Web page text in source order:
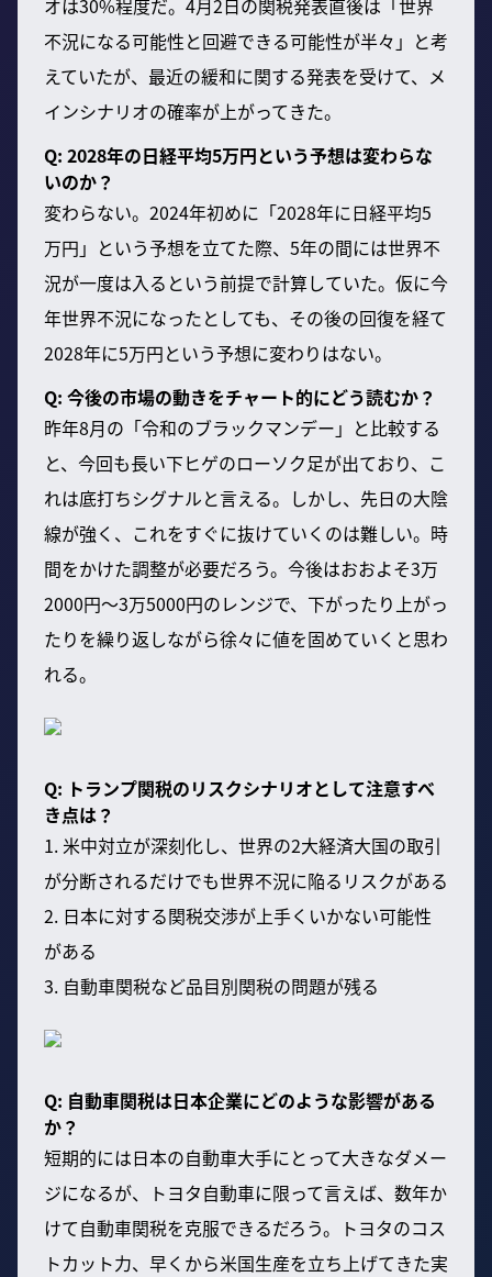
不況になる可能性と回避できる可能性が半々」と考
えていたが、最近の緩和に関する発表を受けて、メ
インシナリオの確率が上がってきた。
Q: 2028年の日経平均5万円という予想は変わらな
いのか？
変わらない。2024年初めに「2028年に日経平均5
万円」という予想を立てた際、5年の間には世界不
況が一度は入るという前提で計算していた。仮に今
年世界不況になったとしても、その後の回復を経て
2028年に5万円という予想に変わりはない。
Q: 今後の市場の動きをチャート的にどう読むか？
昨年8月の「令和のブラックマンデー」と比較する
と、今回も長い下ヒゲのローソク足が出ており、こ
れは底打ちシグナルと言える。しかし、先日の大陰
線が強く、これをすぐに抜けていくのは難しい。時
間をかけた調整が必要だろう。今後はおおよそ3万
2000円〜3万5000円のレンジで、下がったり上がっ
たりを繰り返しながら徐々に値を固めていくと思わ
れる。
Q: トランプ関税のリスクシナリオとして注意すべ
き点は？
1. 米中対立が深刻化し、世界の2大経済大国の取引
が分断されるだけでも世界不況に陥るリスクがある
2. 日本に対する関税交渉が上手くいかない可能性
がある
3. 自動車関税など品目別関税の問題が残る
Q: 自動車関税は日本企業にどのような影響がある
か？
短期的には日本の自動車大手にとって大きなダメー
ジになるが、トヨタ自動車に限って言えば、数年か
けて自動車関税を克服できるだろう。トヨタのコス
トカット力、早くから米国生産を立ち上げてきた実